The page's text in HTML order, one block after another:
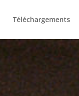
Téléchargements